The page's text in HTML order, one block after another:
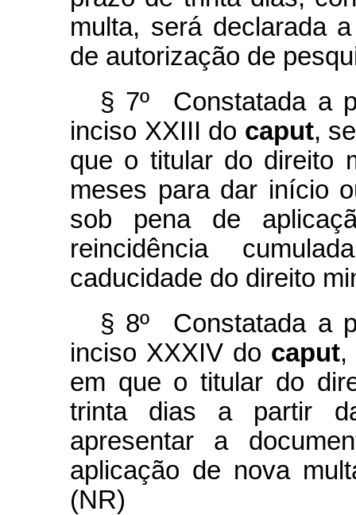
multa, será declarada
de autorização de
§ 7º Constatada a
inciso XXIII do caput,
que o titular do direito
meses para dar início
sob pena de
reincidência
caducidade do direito
§ 8º Constatada a
inciso XXXIV do caput,
em que o titular do
trinta dias a partir
apresentar a
aplicação de nova
(NR)